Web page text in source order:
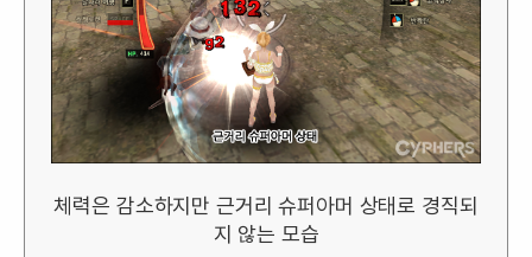
체력은 감소하지만 근거리 슈퍼아머 상태로 경직되
지 않는 모습